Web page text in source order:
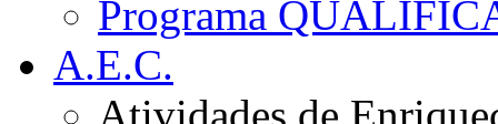
Programa
A.E.C.